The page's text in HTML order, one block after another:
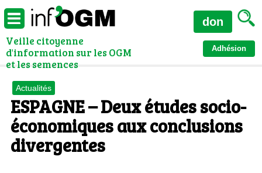
Veille citoyenne
d'information sur les OGM
et les semences
Adhésion
don
Actualités
ESPAGNE – Deux études socio-
économiques aux conclusions
divergentes